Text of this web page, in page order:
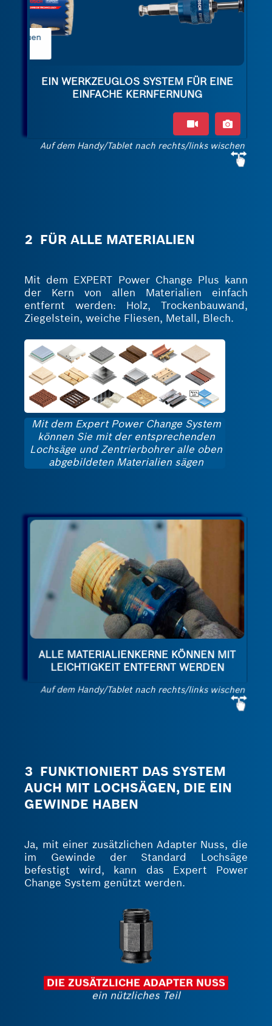
2 Kippen Sie den
EIN WERKZEUGLOS SYSTEM FÜR EINE
EINFACHE KERNFERNUNG
Auf dem Handy/Tablet nach rechts/links wischen
2 FÜR ALLE MATERIALIEN
Mit dem EXPERT Power Change Plus kann
der Kern von allen Materialien einfach
entfernt werden: Holz, Trockenbauwand,
Ziegelstein, weiche Fliesen, Metall, Blech.
Mit dem Expert Power Change System
können Sie mit der entsprechenden
Lochsäge und Zentrierbohrer alle oben
abgebildeten Materialien sägen
ALLE MATERIALIENKERNE KÖNNEN MIT
LEICHTIGKEIT ENTFERNT WERDEN
Auf dem Handy/Tablet nach rechts/links wischen
3 FUNKTIONIERT DAS SYSTEM
AUCH MIT LOCHSÄGEN, DIE EIN
GEWINDE HABEN
Ja, mit einer zusätzlichen Adapter Nuss, die
im Gewinde der Standard Lochsäge
befestigt wird, kann das Expert Power
Change System genützt werden.
DIE ZUSÄTZLICHE ADAPTER NUSS
ein nützliches Teil